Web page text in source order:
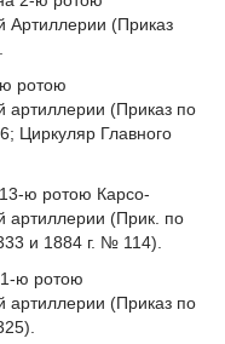
Артиллерии (Приказ
ротою
артиллерии (Приказ по
Циркуляр Главного
ю ротою Карсо-
артиллерии (Прик. по
и 1884 г. № 114).
ю ротою
артиллерии (Приказ по